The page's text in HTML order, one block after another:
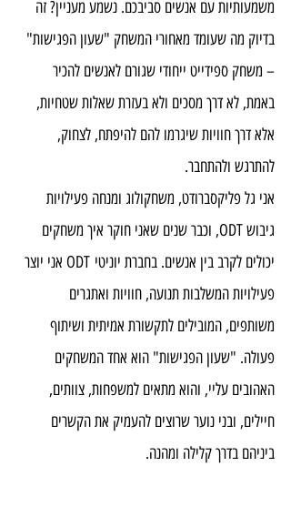
משמעותיות עם אנשים סביבכם. נשמע מעניין? זה
בדיוק מה שעומד מאחורי המשחק "שעון הפגישות"
– משחק ספידייט ייחודי שגורם לאנשים להכיר
באמת, לא דרך מסכים ולא בעזרת שאלות שטחיות,
אלא דרך חוויות שיגרמו להם להיפתח, לצחוק,
להתרגש ולהתחבר.
אני גל פליקסברודט, משחקולוג ומנחה פעילויות
גיבוש ODT, וכבר שנים שאני חוקר איך משחקים
יכולים לקרב בין אנשים. בחברת יוניטי ODT אני יוצר
פעילויות המשלבות תנועה, חוויות ואתגרים
משותפים, המובילים לתקשורת אמיתית ושיתוף
פעולה. "שעון הפגישות" הוא אחד המשחקים
האהובים עליי, והוא מתאים למשפחות, צוותים,
חיילים, ובני נוער שרוצים להעמיק את הקשרים
ביניהם בדרך קלילה ומהנה.